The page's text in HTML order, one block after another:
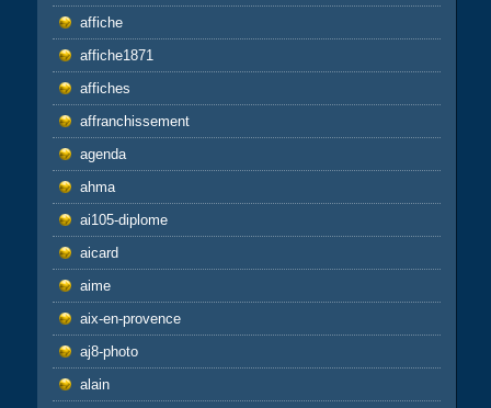
affiche
affiche1871
affiches
affranchissement
agenda
ahma
ai105-diplome
aicard
aime
aix-en-provence
aj8-photo
alain